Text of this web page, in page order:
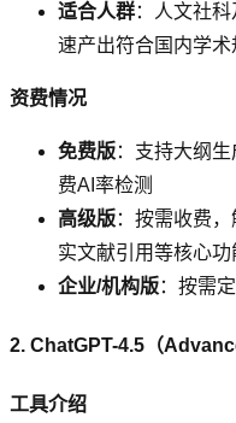
适合人群：人文社
速产出符合国内学
资费情况
免费版：支持大纲
费AI率检测
高级版：按需收费
实文献引用等核心功
企业/机构版：按需
2. ChatGPT-4.5（
工具介绍